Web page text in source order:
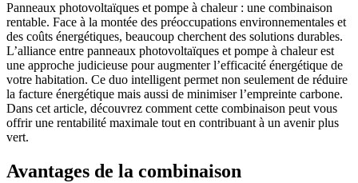
Panneaux photovoltaïques et pompe à chaleur : une combinaison
rentable. Face à la montée des préoccupations environnementales et
des coûts énergétiques, beaucoup cherchent des solutions durables.
L’alliance entre panneaux photovoltaïques et pompe à chaleur est
une approche judicieuse pour augmenter l’efficacité énergétique de
votre habitation. Ce duo intelligent permet non seulement de réduire
la facture énergétique mais aussi de minimiser l’empreinte carbone.
Dans cet article, découvrez comment cette combinaison peut vous
offrir une rentabilité maximale tout en contribuant à un avenir plus
vert.
Avantages de la combinaison